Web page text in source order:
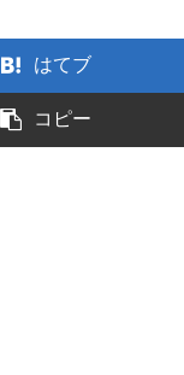
はてブ
コピー